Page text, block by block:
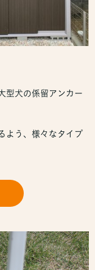
型犬の係留アンカー
よう、様々なタイプ